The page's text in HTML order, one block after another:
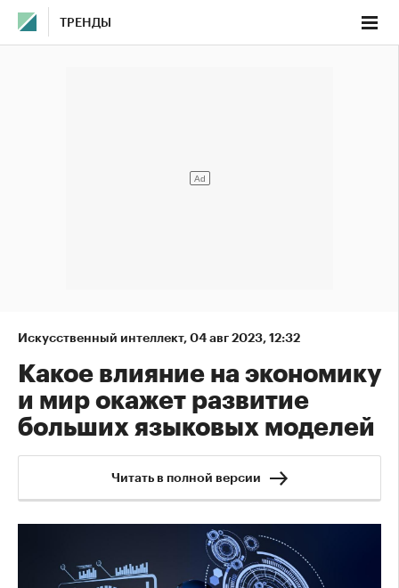
ТРЕНДЫ
Искусственный интеллект, 04 авг 2023, 12:32
Какое влияние на экономику
и мир окажет развитие
больших языковых моделей
Читать в полной версии